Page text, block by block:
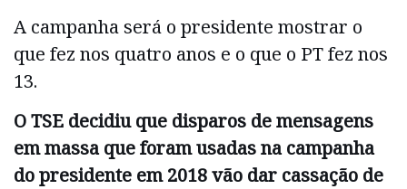
A campanha será o presidente mostrar o
que fez nos quatro anos e o que o PT fez nos
13.
O TSE decidiu que disparos de mensagens
em massa que foram usadas na campanha
do presidente em 2018 vão dar cassação de